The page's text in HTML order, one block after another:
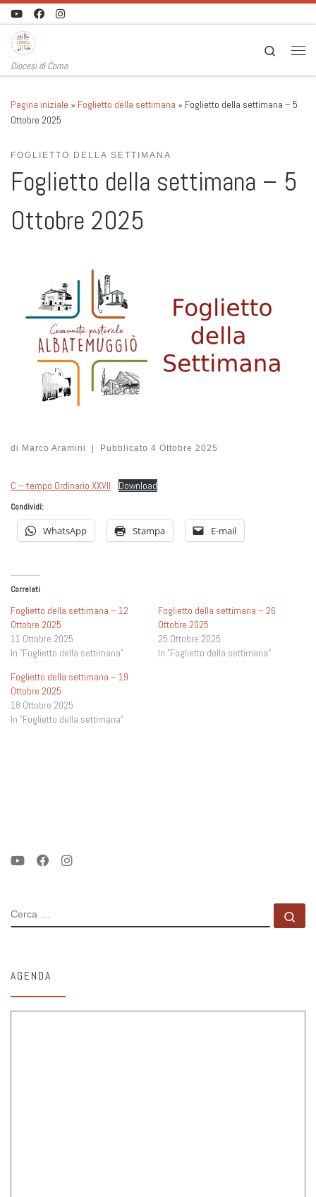
Passa al contenuto
Diocesi di Como
Search
Pagina iniziale » Foglietto della settimana » Foglietto della settimana – 5
Ottobre 2025
FOGLIETTO DELLA SETTIMANA
Foglietto della settimana – 5
Ottobre 2025
di Marco Aramini Pubblicato 4 Ottobre 2025
C – tempo Ordinario XXVII Download
Condividi:
WhatsApp Stampa E-mail
Correlati
Foglietto della settimana – 12
Ottobre 2025
11 Ottobre 2025
In "Foglietto della settimana"
Foglietto della settimana – 26
Ottobre 2025
25 Ottobre 2025
In "Foglietto della settimana"
Foglietto della settimana – 19
Ottobre 2025
18 Ottobre 2025
In "Foglietto della settimana"
CERCA
AGENDA